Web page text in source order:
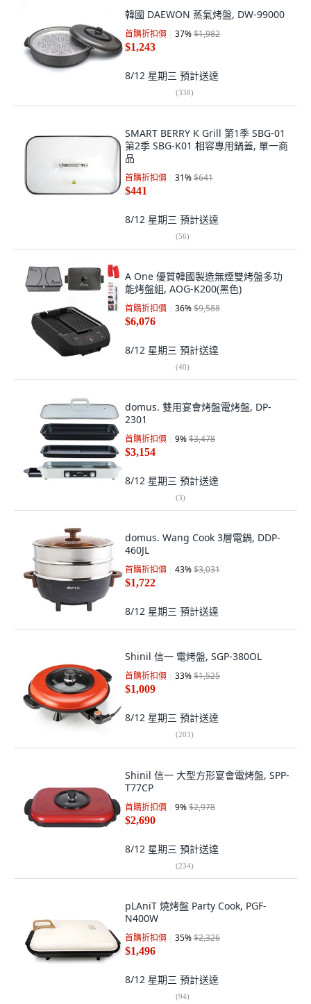
韓國 DAEWON 蒸氣烤盤, DW-99000
首購折扣價 37%$1,982
$1,243
8/12 星期三 預計送達
(338)
SMART BERRY K Grill 第1季 SBG-01
第2季 SBG-K01 相容專用鍋蓋, 單一商
品
首購折扣價 31%$641
$441
8/12 星期三 預計送達
(56)
A One 優質韓國製造無煙雙烤盤多功
能烤盤組, AOG-K200(黑色)
首購折扣價 36%$9,588
$6,076
8/12 星期三 預計送達
(40)
domus. 雙用宴會烤盤電烤盤, DP-
2301
首購折扣價 9%$3,478
$3,154
8/12 星期三 預計送達
(3)
domus. Wang Cook 3層電鍋, DDP-
460JL
首購折扣價 43%$3,031
$1,722
8/12 星期三 預計送達
Shinil 信一 電烤盤, SGP-380OL
首購折扣價 33%$1,525
$1,009
8/12 星期三 預計送達
(203)
Shinil 信一 大型方形宴會電烤盤, SPP-
T77CP
首購折扣價 9%$2,978
$2,690
8/12 星期三 預計送達
(234)
pLAniT 燒烤盤 Party Cook, PGF-
N400W
首購折扣價 35%$2,326
$1,496
8/12 星期三 預計送達
(94)